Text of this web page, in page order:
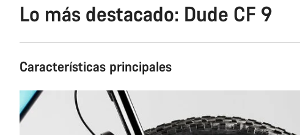
Lo más destacado: Dude CF 9
Características principales